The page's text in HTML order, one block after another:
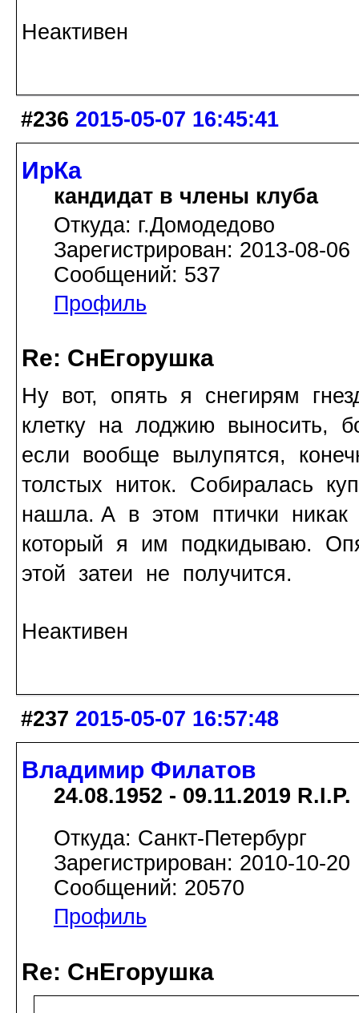
Неактивен
#236 2015-05-07 16:45:41
ИрКа
кандидат в члены клуба
Откуда: г.Домодедово
Зарегистрирован: 2013-08-06
Сообщений: 537
Профиль
Re: СнЕгорушка
Ну вот, опять я снегирям
клетку на лоджию выносить,
если вообще вылупятся,
толстых ниток. Собиралась
нашла. А в этом птички никак
который я им подкидываю.
этой затеи не получится.
Неактивен
#237 2015-05-07 16:57:48
Владимир Филатов
24.08.1952 - 09.11.2019 R.I.P.
Откуда: Санкт-Петербург
Зарегистрирован: 2010-10-20
Сообщений: 20570
Профиль
Re: СнЕгорушка